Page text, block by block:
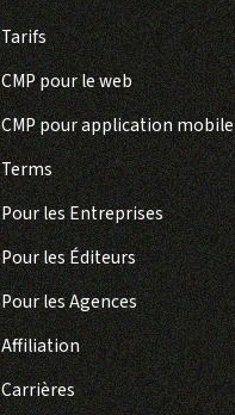
Tarifs
CMP pour le web
CMP pour application mobile
Terms
Pour les Entreprises
Pour les Éditeurs
Pour les Agences
Affiliation
Carrières